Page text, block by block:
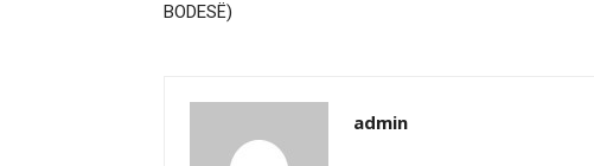
BODESË)
admin